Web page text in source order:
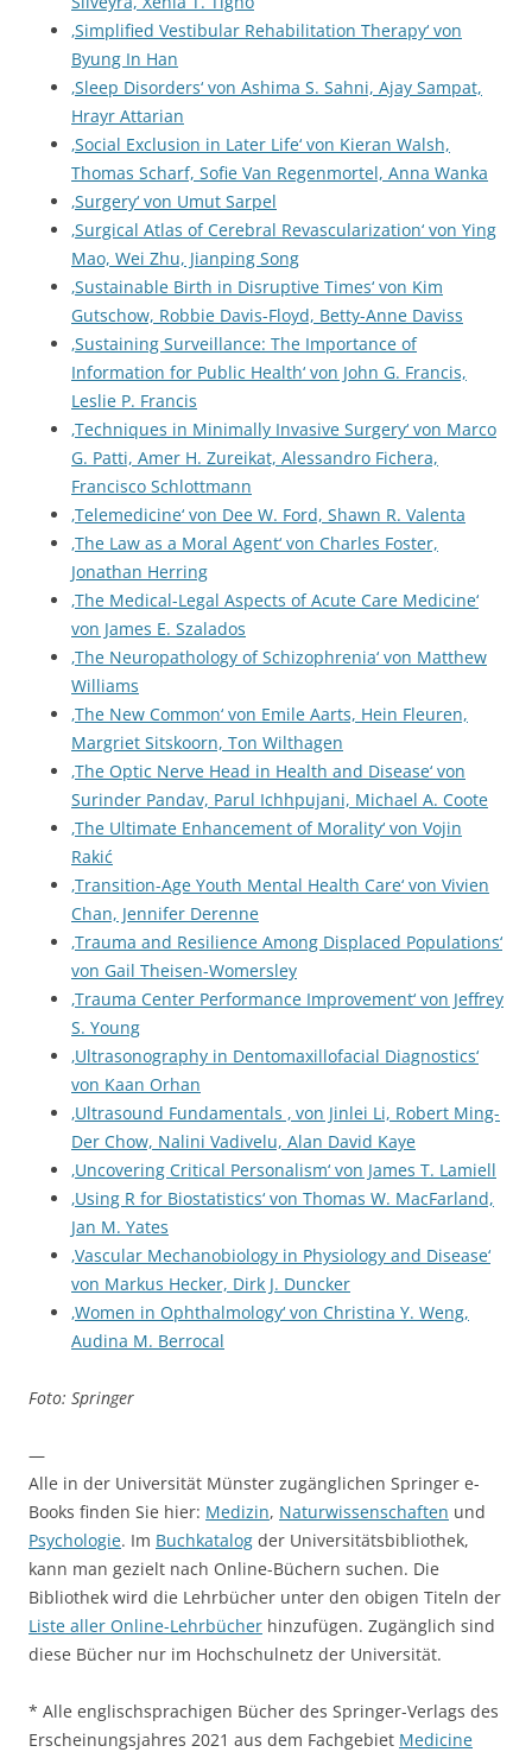
‚Simplified Vestibular Rehabilitation Therapy‘ von
Byung In Han
‚Sleep Disorders‘ von Ashima S. Sahni, Ajay Sampat,
Hrayr Attarian
‚Social Exclusion in Later Life‘ von Kieran Walsh,
Thomas Scharf, Sofie Van Regenmortel, Anna Wanka
‚Surgery‘ von Umut Sarpel
‚Surgical Atlas of Cerebral Revascularization‘ von Ying
Mao, Wei Zhu, Jianping Song
‚Sustainable Birth in Disruptive Times‘ von Kim
Gutschow, Robbie Davis-Floyd, Betty-Anne Daviss
‚Sustaining Surveillance: The Importance of
Information for Public Health‘ von John G. Francis,
Leslie P. Francis
‚Techniques in Minimally Invasive Surgery‘ von Marco
G. Patti, Amer H. Zureikat, Alessandro Fichera,
Francisco Schlottmann
‚Telemedicine‘ von Dee W. Ford, Shawn R. Valenta
‚The Law as a Moral Agent‘ von Charles Foster,
Jonathan Herring
‚The Medical-Legal Aspects of Acute Care Medicine‘
von James E. Szalados
‚The Neuropathology of Schizophrenia‘ von Matthew
Williams
‚The New Common‘ von Emile Aarts, Hein Fleuren,
Margriet Sitskoorn, Ton Wilthagen
‚The Optic Nerve Head in Health and Disease‘ von
Surinder Pandav, Parul Ichhpujani, Michael A. Coote
‚The Ultimate Enhancement of Morality‘ von Vojin
Rakić
‚Transition-Age Youth Mental Health Care‘ von Vivien
Chan, Jennifer Derenne
‚Trauma and Resilience Among Displaced Populations‘
von Gail Theisen-Womersley
‚Trauma Center Performance Improvement‘ von Jeffrey
S. Young
‚Ultrasonography in Dentomaxillofacial Diagnostics‘
von Kaan Orhan
‚Ultrasound Fundamentals ‚ von Jinlei Li, Robert Ming-
Der Chow, Nalini Vadivelu, Alan David Kaye
‚Uncovering Critical Personalism‘ von James T. Lamiell
‚Using R for Biostatistics‘ von Thomas W. MacFarland,
Jan M. Yates
‚Vascular Mechanobiology in Physiology and Disease‘
von Markus Hecker, Dirk J. Duncker
‚Women in Ophthalmology‘ von Christina Y. Weng,
Audina M. Berrocal
Foto: Springer
—
Alle in der Universität Münster zugänglichen Springer e-
Books finden Sie hier: Medizin, Naturwissenschaften und
Psychologie. Im Buchkatalog der Universitätsbibliothek,
kann man gezielt nach Online-Büchern suchen. Die
Bibliothek wird die Lehrbücher unter den obigen Titeln der
Liste aller Online-Lehrbücher hinzufügen. Zugänglich sind
diese Bücher nur im Hochschulnetz der Universität.
* Alle englischsprachigen Bücher des Springer-Verlags des
Erscheinungsjahres 2021 aus dem Fachgebiet Medicine